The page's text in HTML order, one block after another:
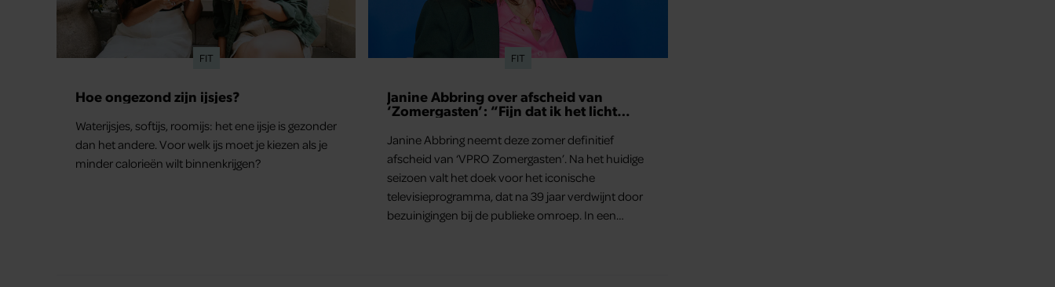
FIT
Hoe ongezond zijn ijsjes?
Waterijsjes, softijs, roomijs: het ene ijsje is gezonder
dan het andere. Voor welk ijs moet je kiezen als je
minder calorieën wilt binnenkrijgen?
FIT
Janine Abbring over afscheid van
‘Zomergasten’: “Fijn dat ik het licht
Janine Abbring neemt deze zomer definitief
afscheid van ‘VPRO Zomergasten’. Na het huidige
seizoen valt het doek voor het iconische
televisieprogramma, dat na 39 jaar verdwijnt door
bezuinigingen bij de publieke omroep. In een